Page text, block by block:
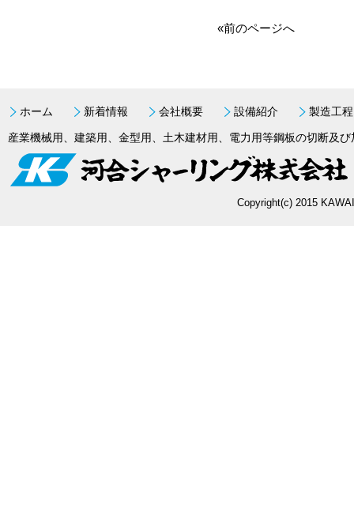
«前のページへ
ホーム 新着情報 会社概要 設備紹介 製造工程
産業機械用、建築用、金型用、土木建材用、電力用等鋼板の切断及
Copyright(c) 2015